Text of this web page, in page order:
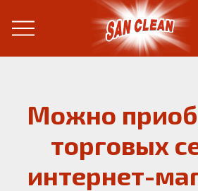
Можно
торговых
интернет-